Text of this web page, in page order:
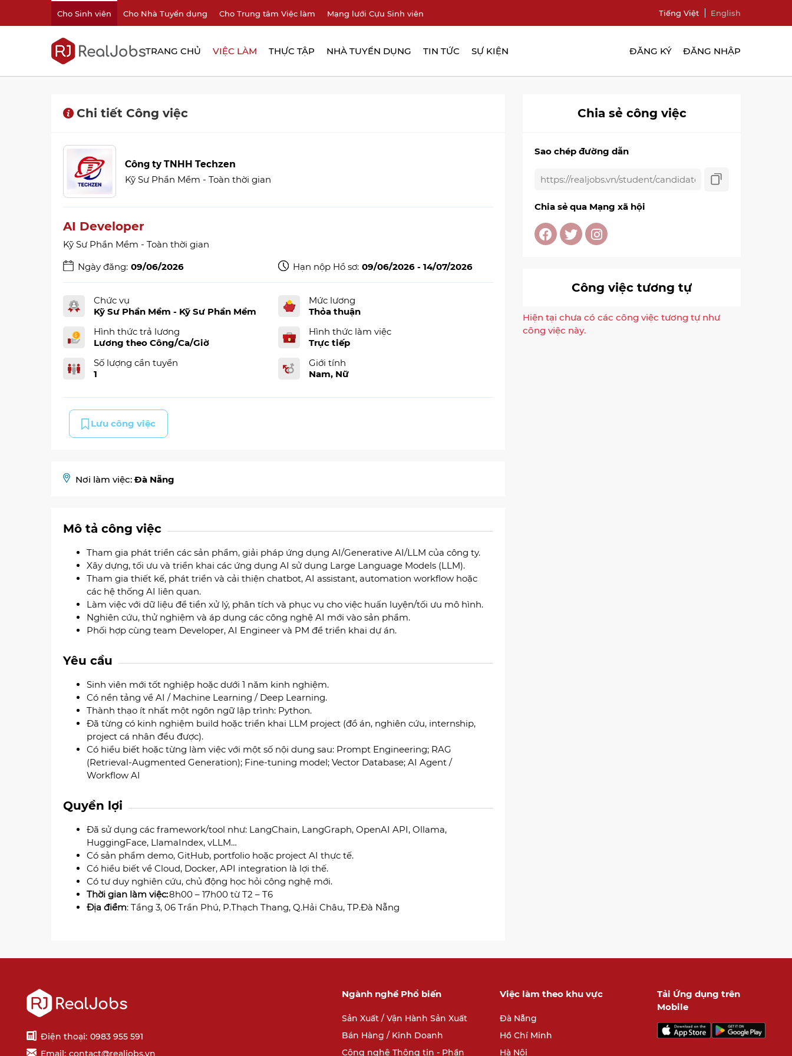
Cho Sinh viên Cho Nhà Tuyển dụng Cho Trung tâm Việc làm Mạng lưới Cựu Sinh viên Tiếng Việt English
TRANG CHỦ VIỆC LÀM THỰC TẬP NHÀ TUYỂN DỤNG TIN TỨC SỰ KIỆN ĐĂNG KÝ ĐĂNG NHẬP
Chi tiết Công việc
Công ty TNHH Techzen
Kỹ Sư Phần Mềm - Toàn thời gian
AI Developer
Kỹ Sư Phần Mềm - Toàn thời gian
Ngày đăng: 09/06/2026 Hạn nộp Hồ sơ: 09/06/2026 - 14/07/2026
Chức vụ
Kỹ Sư Phần Mềm - Kỹ Sư Phần Mềm
Mức lương
Thỏa thuận
Hình thức trả lương
Lương theo Công/Ca/Giờ
Hình thức làm việc
Trực tiếp
Số lượng cần tuyển
1
Giới tính
Nam, Nữ
Lưu công việc
Nơi làm việc: Đà Nẵng
Mô tả công việc
Tham gia phát triển các sản phẩm, giải pháp ứng dụng AI/Generative AI/LLM của công ty.
Xây dựng, tối ưu và triển khai các ứng dụng AI sử dụng Large Language Models (LLM).
Tham gia thiết kế, phát triển và cải thiện chatbot, AI assistant, automation workflow hoặc
các hệ thống AI liên quan.
Làm việc với dữ liệu để tiền xử lý, phân tích và phục vụ cho việc huấn luyện/tối ưu mô hình.
Nghiên cứu, thử nghiệm và áp dụng các công nghệ AI mới vào sản phẩm.
Phối hợp cùng team Developer, AI Engineer và PM để triển khai dự án.
Yêu cầu
Sinh viên mới tốt nghiệp hoặc dưới 1 năm kinh nghiệm.
Có nền tảng về AI / Machine Learning / Deep Learning.
Thành thạo ít nhất một ngôn ngữ lập trình: Python.
Đã từng có kinh nghiệm build hoặc triển khai LLM project (đồ án, nghiên cứu, internship,
project cá nhân đều được).
Có hiểu biết hoặc từng làm việc với một số nội dung sau: Prompt Engineering; RAG
(Retrieval-Augmented Generation); Fine-tuning model; Vector Database; AI Agent /
Workflow AI
Quyền lợi
Đã sử dụng các framework/tool như: LangChain, LangGraph, OpenAI API, Ollama,
HuggingFace, LlamaIndex, vLLM…
Có sản phẩm demo, GitHub, portfolio hoặc project AI thực tế.
Có hiểu biết về Cloud, Docker, API integration là lợi thế.
Có tư duy nghiên cứu, chủ động học hỏi công nghệ mới.
Thời gian làm việc:8h00 – 17h00 từ T2 – T6
Địa điểm: Tầng 3, 06 Trần Phú, P.Thạch Thang, Q.Hải Châu, TP.Đà Nẵng
Chia sẻ công việc
Sao chép đường dẫn
Chia sẻ qua Mạng xã hội
Công việc tương tự
Hiện tại chưa có các công việc tương tự như
công việc này.
Điện thoại: 0983 955 591
Email: contact@realjobs.vn
Ngành nghề Phổ biến
Sản Xuất / Vận Hành Sản Xuất
Bán Hàng / Kinh Doanh
Công nghệ Thông tin - Phần
Việc làm theo khu vực
Đà Nẵng
Hồ Chí Minh
Hà Nội
Tải Ứng dụng trên
Mobile